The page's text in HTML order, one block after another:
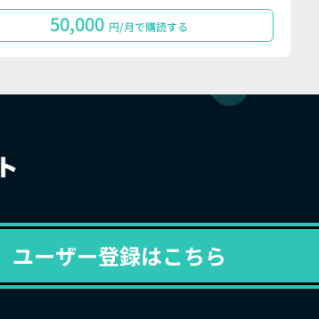
50,000 円/月で購読する
ユーザー登録はこちら